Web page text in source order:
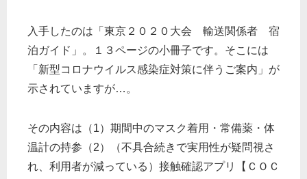
入手したのは「東京２０２０大会 輸送関係者 宿
泊ガイド」。１３ページの小冊子です。そこには
「新型コロナウイルス感染症対策に伴うご案内」が
示されていますが…。
その内容は（1）期間中のマスク着用・常備薬・体
温計の持参（2）（不具合続きで実用性が疑問視さ
れ、利用者が減っている）接触確認アプリ【ＣＯＣ